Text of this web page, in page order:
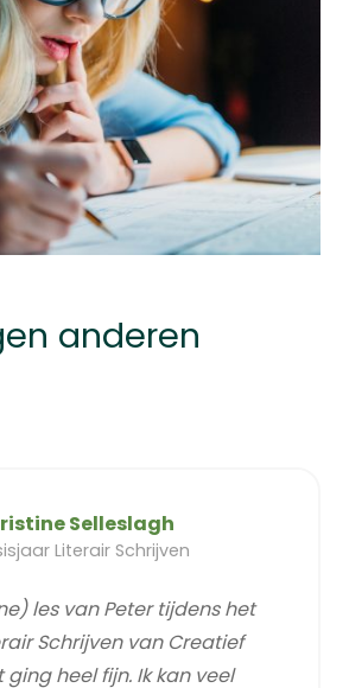
anderen
Selleslagh
Literair Schrijven
les van Peter tijdens het
Schrijven van Creatief
ging heel fijn. Ik kan veel